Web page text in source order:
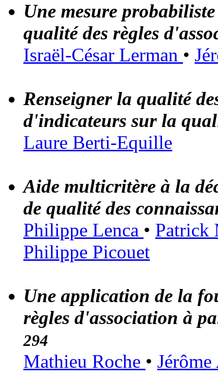
Une mesure
qualité des règles
Israël-César Lerman •
Renseigner la qualité
d'indicateurs sur la
Laure Berti-Equille
Aide multicritère à la
de qualité des
Philippe Lenca • Patrick
Philippe Picouet
Une application de la
règles d'association à
294
Mathieu Roche • Jérôme